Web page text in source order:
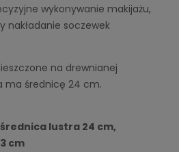
wykonywanie makijażu,
nakładanie soczewek
na drewnianej
ma średnicę 24 cm.
lustra 24 cm,
cm